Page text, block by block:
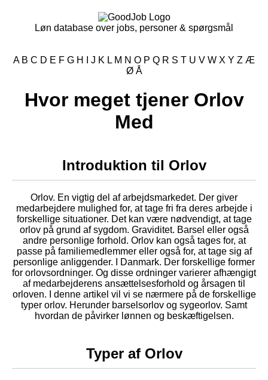
Løn database over jobs, personer & spørgsmål
A B C D E F G H J K L M N O P Q R S T U V W X Y Z Æ
Ø Å
Hvor meget tjener Orlov
Med
Introduktion til Orlov
Orlov. En vigtig del af arbejdsmarkedet. Der giver
medarbejdere mulighed for, at tage fri fra deres arbejde i
forskellige situationer. Det kan være nødvendigt, at tage
orlov på grund af sygdom. Graviditet. Barsel eller også
andre personlige forhold. Orlov kan også tages for, at
passe på familiemedlemmer eller også for, at tage sig af
personlige anliggender. I Danmark. Der forskellige former
for orlovsordninger. Og disse ordninger varierer afhængigt
af medarbejderens ansættelsesforhold og årsagen til
orloven. I denne artikel vil vi se nærmere på de forskellige
typer orlov. Herunder barselsorlov og sygeorlov. Samt
hvordan de påvirker lønnen og beskæftigelsen.
Typer af Orlov